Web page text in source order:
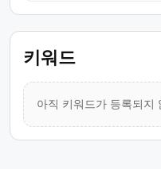
키워드
아직 키워드가 등록되지